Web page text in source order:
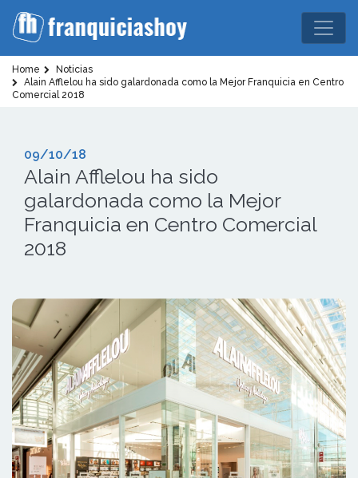
Home
Noticias
Alain Afflelou ha sido galardonada como la Mejor Franquicia en Centro
Comercial 2018
09/10/18
Alain Afflelou ha sido
galardonada como la Mejor
Franquicia en Centro Comercial
2018